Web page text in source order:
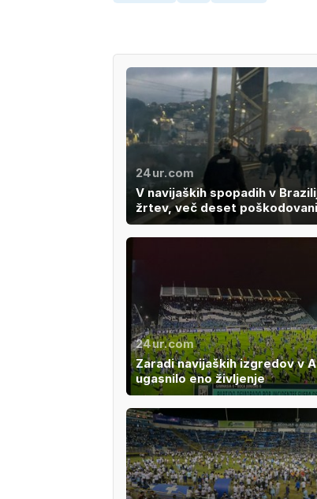
24ur.com
V navijaških spopadih v
žrtev, več deset
24ur.com
Zaradi navijaških izgredov v
ugasnilo eno življenje